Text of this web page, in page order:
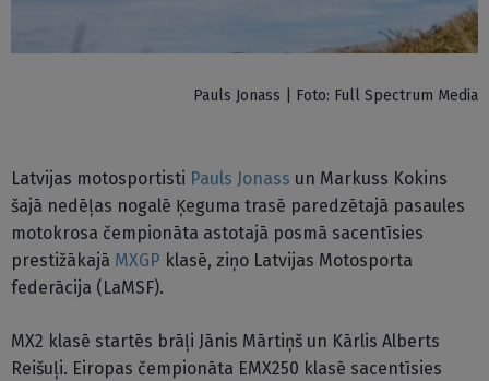
Pauls Jonass | Foto: Full Spectrum Media
Latvijas motosportisti Pauls Jonass un Markuss Kokins
šajā nedēļas nogalē Ķeguma trasē paredzētajā pasaules
motokrosa čempionāta astotajā posmā sacentīsies
prestižākajā MXGP klasē, ziņo Latvijas Motosporta
federācija (LaMSF).
MX2 klasē startēs brāļi Jānis Mārtiņš un Kārlis Alberts
Reišuļi. Eiropas čempionāta EMX250 klasē sacentīsies